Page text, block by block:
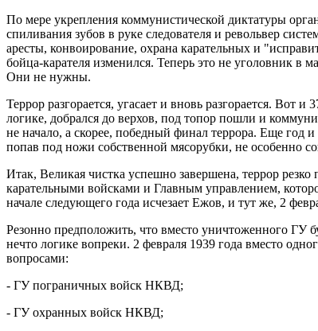
По мере укрепления коммунистической диктатуры
спиливания зубов в руке следователя и револьвер
аресты, конвоирование, охрана карательных и
бойца-карателя изменился. Теперь это не уголовник в
Они не нужны.
Террор разгорается, угасает и вновь разгорается.
логике, добрался до верхов, под топор пошли и
не начало, а скорее, победный финал террора. Еще год
попав под ножи собственной мясорубки, не особенно
Итак, Великая чистка успешно завершена, террор
карательными войсками и Главным управлением,
начале следующего года исчезает Ежов, и тут же, 2
Резонно предположить, что вместо уничтоженного ГУ
нечто логике вопреки. 2 февраля 1939 года вместо
вопросами:
- ГУ пограничных войск НКВД;
- ГУ охранных войск НКВД;